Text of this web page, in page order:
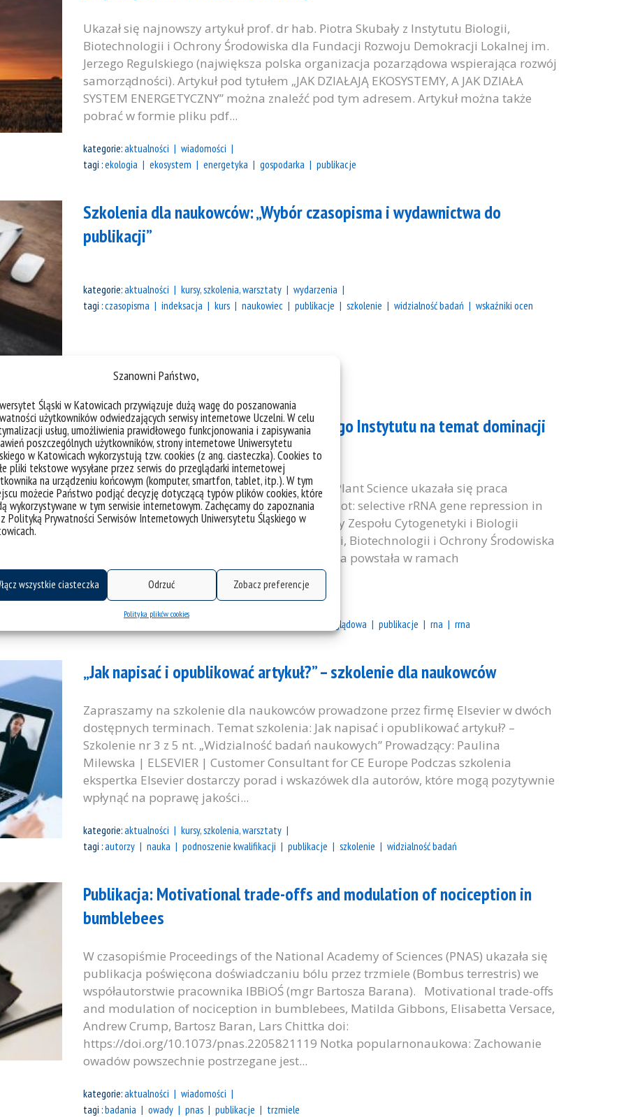
Szanowni Państwo,
Śląski w Katowicach przywiązuje dużą wagę do poszanowania
użytkowników odwiedzających serwisy internetowe Uczelni. W celu
usług, umożliwienia prawidłowego funkcjonowania i zapisywania
poszczególnych użytkowników, strony internetowe Uniwersytetu
w Katowicach wykorzystują tzw. cookies (z ang. ciasteczka). Cookies to
pliki tekstowe wysyłane przez serwis do przeglądarki internetowej
na urządzeniu końcowym (komputer, smartfon, tablet, itp.). W tym
możecie Państwo podjąć decyzję dotyczącą typów plików cookies, które
wykorzystywane w tym serwisie internetowym. Zachęcamy do zapoznania
Polityką Prywatności Serwisów Internetowych Uniwersytetu Śląskiego w
wszystkie ciasteczka Odrzuć Zobacz preferencje
Polityka plików cookies
Ukazał się najnowszy artykuł prof. dr hab. Piotra Skubały z Instytutu Biologii,
Biotechnologii i Ochrony Środowiska dla Fundacji Rozwoju Demokracji Lokalnej im.
Jerzego Regulskiego (największa polska organizacja pozarządowa wspierająca rozwój
samorządności). Artykuł pod tytułem „JAK DZIAŁAJĄ EKOSYSTEMY, A JAK DZIAŁA
SYSTEM ENERGETYCZNY” można znaleźć pod tym adresem. Artykuł można także
pobrać w formie pliku pdf...
kategorie:aktualności
wiadomości
tagi :ekologia ekosystem energetyka gospodarka publikacje
Szkolenia dla naukowców: „Wybór czasopisma i wydawnictwa do
publikacji”
kategorie:aktualności kursy, szkolenia, warsztaty
wydarzenia
tagi :czasopisma indeksacja kurs naukowiec publikacje szkolenie widzialność badań wskaźniki ocen
Praca przeglądowa pracowników naszego Instytutu na temat dominacji
jąderkowej w Trends in Plant Science.
8 lutego 2023 r. w opiniotwórczym Trends in Plant Science ukazała się praca
przeglądowa pod tytułem Switch them off or not: selective rRNA gene repression in
grasses. Jej wiodącymi autorami są pracownicy Zespołu Cytogenetyki i Biologii
Molekularnej Roślin (ZCBMR) Instytutu Biologii, Biotechnologii i Ochrony Środowiska
na Wydziale Nauk Przyrodniczych, a publikacja powstała w ramach
międzynarodowej...
aktualności osiągnięcia
praca przeglądowa publikacje rna rrna
„Jak napisać i opublikować artykuł?” – szkolenie dla naukowców
Zapraszamy na szkolenie dla naukowców prowadzone przez firmę Elsevier w dwóch
dostępnych terminach. Temat szkolenia: Jak napisać i opublikować artykuł? –
Szkolenie nr 3 z 5 nt. „Widzialność badań naukowych” Prowadzący: Paulina
Milewska | ELSEVIER | Customer Consultant for CE Europe Podczas szkolenia
ekspertka Elsevier dostarczy porad i wskazówek dla autorów, które mogą pozytywnie
wpłynąć na poprawę jakości...
kategorie:aktualności
kursy, szkolenia, warsztaty
tagi :autorzy nauka podnoszenie kwalifikacji publikacje szkolenie widzialność badań
Publikacja: Motivational trade-offs and modulation of nociception in
bumblebees
W czasopiśmie Proceedings of the National Academy of Sciences (PNAS) ukazała się
publikacja poświęcona doświadczaniu bólu przez trzmiele (Bombus terrestris) we
współautorstwie pracownika IBBiOŚ (mgr Bartosza Barana). Motivational trade-offs
and modulation of nociception in bumblebees, Matilda Gibbons, Elisabetta Versace,
Andrew Crump, Bartosz Baran, Lars Chittka doi:
https://doi.org/10.1073/pnas.2205821119 Notka popularnonaukowa: Zachowanie
owadów powszechnie postrzegane jest...
kategorie:aktualności
wiadomości
tagi :badania owady pnas publikacje trzmiele